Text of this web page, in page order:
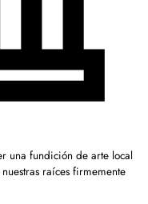
una fundición de arte local
raíces firmemente